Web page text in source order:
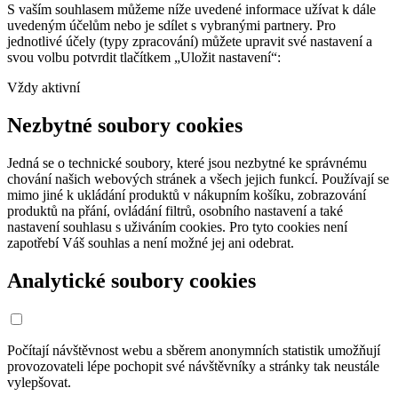
S vaším souhlasem můžeme níže uvedené informace užívat k dále
uvedeným účelům nebo je sdílet s vybranými partnery. Pro
jednotlivé účely (typy zpracování) můžete upravit své nastavení a
svou volbu potvrdit tlačítkem „Uložit nastavení“:
Vždy aktivní
Nezbytné soubory cookies
Jedná se o technické soubory, které jsou nezbytné ke správnému
chování našich webových stránek a všech jejich funkcí. Používají se
mimo jiné k ukládání produktů v nákupním košíku, zobrazování
produktů na přání, ovládání filtrů, osobního nastavení a také
nastavení souhlasu s uživáním cookies. Pro tyto cookies není
zapotřebí Váš souhlas a není možné jej ani odebrat.
Analytické soubory cookies
Počítají návštěvnost webu a sběrem anonymních statistik umožňují
provozovateli lépe pochopit své návštěvníky a stránky tak neustále
vylepšovat.